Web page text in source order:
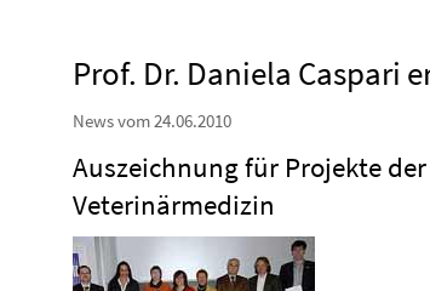
Prof. Dr. Daniela Caspari
News vom 24.06.2010
Auszeichnung für Projekte
Veterinärmedizin